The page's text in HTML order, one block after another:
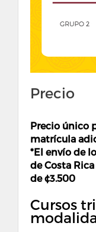
Precio
Precio único
matrícula
*El envío de
de Costa
de ¢3.500
Cursos